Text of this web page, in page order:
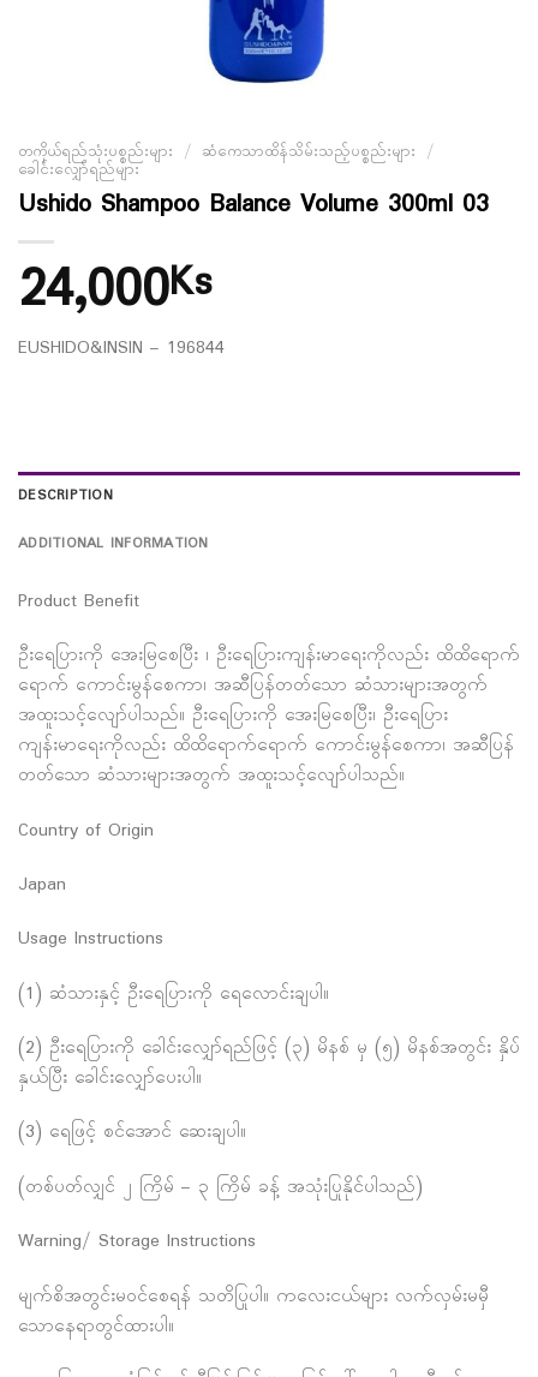
တကိုယ်ရည်သုံးပစ္စည်းများ / ဆံကေသာထိန်သိမ်းသည့်ပစ္စည်းများ /
ခေါင်းလျှော်ရည်များ
Ushido Shampoo Balance Volume 300ml 03
24,000Ks
EUSHIDO&INSIN – 196844
DESCRIPTION
ADDITIONAL INFORMATION
Product Benefit
ဦးရေပြားကို အေးမြစေပြီး ၊ ဦးရေပြားကျန်းမာရေးကိုလည်း ထိထိရောက်
ရောက် ကောင်းမွန်စေကာ၊ အဆီပြန်တတ်သော ဆံသားများအတွက်
အထူးသင့်လျော်ပါသည်။ ဦးရေပြားကို အေးမြစေပြီး၊ ဦးရေပြား
ကျန်းမာရေးကိုလည်း ထိထိရောက်ရောက် ကောင်းမွန်စေကာ၊ အဆီပြန်
တတ်သော ဆံသားများအတွက် အထူးသင့်လျော်ပါသည်။
Country of Origin
Japan
Usage Instructions
(1) ဆံသားနှင့် ဦးရေပြားကို ရေလောင်းချပါ။
(2) ဦးရေပြားကို ခေါင်းလျှော်ရည်ဖြင့် (၃) မိနစ် မှ (၅) မိနစ်အတွင်း နှိပ်
နှယ်ပြီး ခေါင်းလျှော်ပေးပါ။
(3) ရေဖြင့် စင်အောင် ဆေးချပါ။
(တစ်ပတ်လျှင် ၂ ကြိမ် – ၃ ကြိမ် ခန့် အသုံးပြုနိုင်ပါသည်)
Warning/ Storage Instructions
မျက်စိအတွင်းမဝင်စေရန် သတိပြုပါ။ ကလေးငယ်များ လက်လှမ်းမမှီ
သောနေရာတွင်ထားပါ။